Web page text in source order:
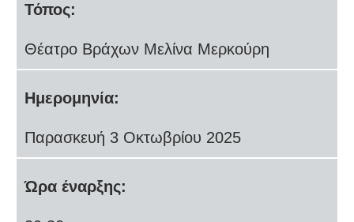
Τόπος:
Θέατρο Βράχων Μελίνα Μερκούρη
Ημερομηνία:
Παρασκευή 3 Οκτωβρίου 2025
Ώρα έναρξης: